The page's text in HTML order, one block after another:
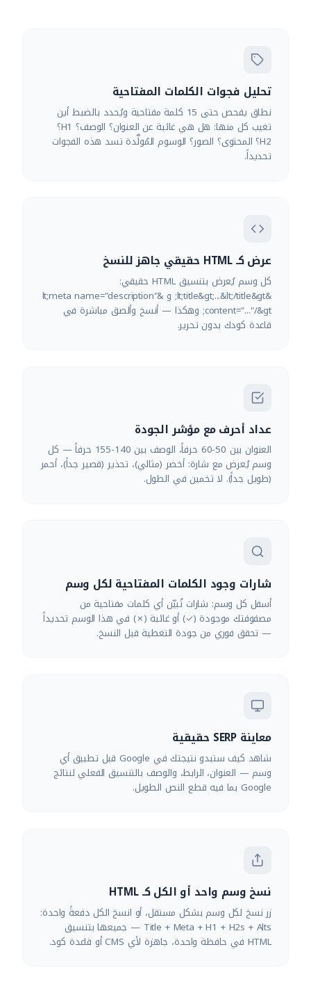
تحليل فجوات الكلمات المفتاحية
نطاق يفحص حتى 15 كلمة مفتاحية ويُحدد بالضبط أين
تغيب كل منها: هل هي غائبة عن العنوان؟ الوصف؟ H1؟
H2؟ المحتوى؟ الصور؟ الوسوم المُولَّدة تسد هذه الفجوات
تحديداً.
عرض كـ HTML حقيقي جاهز للنسخ
كل وسم يُعرض بتنسيق HTML حقيقي:
&lt;title&gt;...&lt;/title&gt; و &lt;meta name="description"
content="..."/&gt; وهكذا — أنسخ وألصق مباشرة في
قاعدة كودك بدون تحرير.
عداد أحرف مع مؤشر الجودة
العنوان بين 50-60 حرفاً، الوصف بين 140-155 حرفاً — كل
وسم يُعرض مع شارة: أخضر (مثالي)، تحذير (قصير جداً)، أحمر
(طويل جداً). لا تخمين في الطول.
شارات وجود الكلمات المفتاحية لكل وسم
أسفل كل وسم: شارات تُبيّن أي كلمات مفتاحية من
مصفوفتك موجودة (✓) أو غائبة (✗) في هذا الوسم تحديداً
— تحقق فوري من جودة التغطية قبل النسخ.
معاينة SERP حقيقية
شاهد كيف ستبدو نتيجتك في Google قبل تطبيق أي
وسم — العنوان، الرابط، والوصف بالتنسيق الفعلي لنتائج
Google بما فيه قطع النص الطويل.
نسخ وسم واحد أو الكل كـ HTML
زر نسخ لكل وسم بشكل مستقل، أو انسخ الكل دفعةً واحدة:
Title + Meta + H1 + H2s + Alts — جميعها بتنسيق
HTML في حافظة واحدة، جاهزة لأي CMS أو قاعدة كود.